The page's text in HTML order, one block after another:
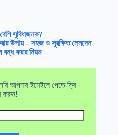
সুবিধাজনক?
উপায় – সহজ ও সুরক্ষিত লেনদেন
বন্ধ করার নিয়ম
আপনার ইমেইলে পেতে ফ্রি
করুন!